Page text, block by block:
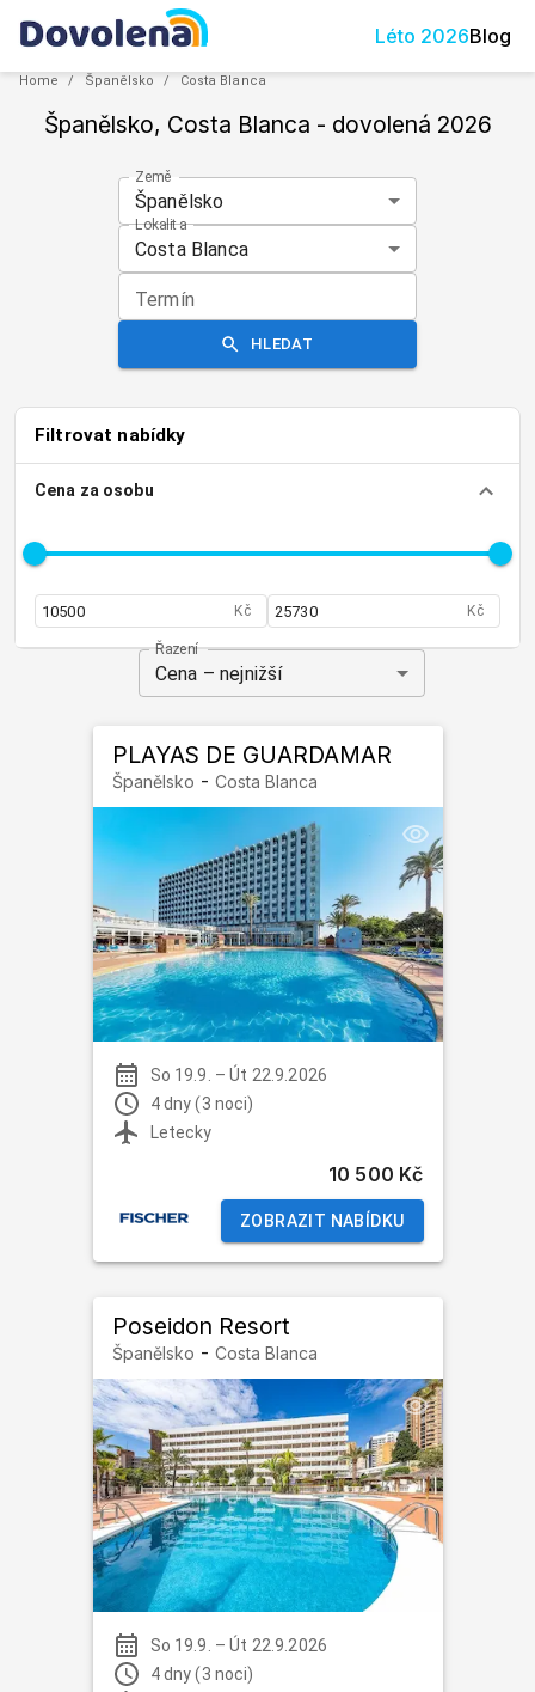
Léto 2026Blog
Home / Španělsko / Costa Blanca
Španělsko, Costa Blanca - dovolená 2026
Země
Španělsko
Lokalita
Costa Blanca
Termín
HLEDAT
Filtrovat nabídky
Cena za osobu
Kč Kč
Řazení
Cena – nejnižší
PLAYAS DE GUARDAMAR
Španělsko - Costa Blanca
So 19.9. –Út 22.9.2026
4 dny (3 noci)
Letecky
10 500 Kč
ZOBRAZIT NABÍDKU
Poseidon Resort
Španělsko - Costa Blanca
So 19.9. –Út 22.9.2026
4 dny (3 noci)